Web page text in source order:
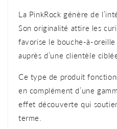
La PinkRock génère de
Son originalité attire les
favorise le bouche-à-
auprès d’une clientèle
Ce type de produit
en complément d’une
effet découverte qui
terme.